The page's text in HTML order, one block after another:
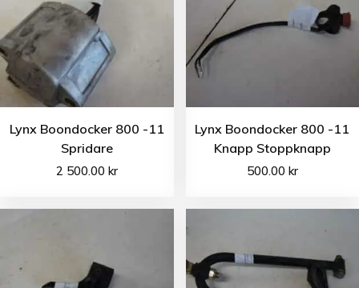
Lynx Boondocker 800 -11
Spridare
2 500.00 kr
Lynx Boondocker 800 -11
Knapp Stoppknapp
500.00 kr